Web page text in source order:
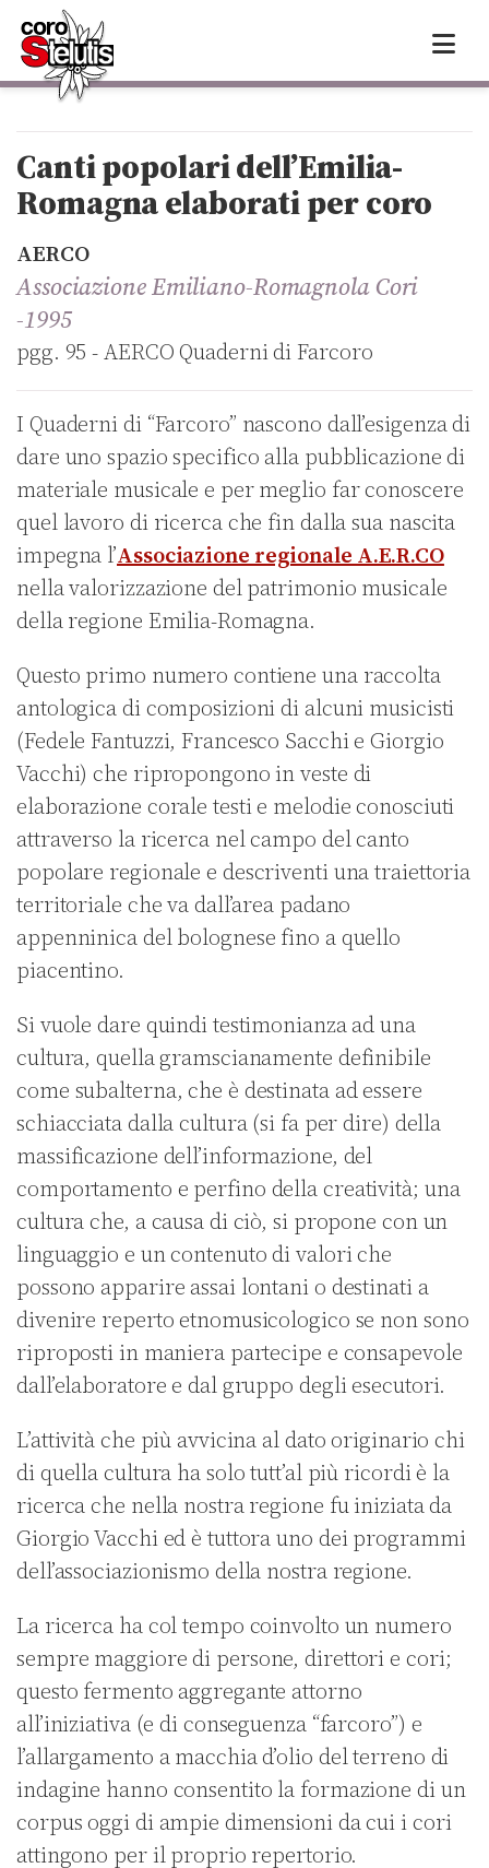
content
Canti popolari dell’Emilia-
Romagna elaborati per coro
AERCO
Associazione Emiliano-Romagnola Cori
-1995
pgg. 95 - AERCO Quaderni di Farcoro
I Quaderni di “Farcoro” nascono dall’esigenza di
dare uno spazio specifico alla pubblicazione di
materiale musicale e per meglio far conoscere
quel lavoro di ricerca che fin dalla sua nascita
impegna l’Associazione regionale A.E.R.CO
nella valorizzazione del patrimonio musicale
della regione Emilia-Romagna.
Questo primo numero contiene una raccolta
antologica di composizioni di alcuni musicisti
(Fedele Fantuzzi, Francesco Sacchi e Giorgio
Vacchi) che ripropongono in veste di
elaborazione corale testi e melodie conosciuti
attraverso la ricerca nel campo del canto
popolare regionale e descriventi una traiettoria
territoriale che va dall’area padano
appenninica del bolognese fino a quello
piacentino.
Si vuole dare quindi testimonianza ad una
cultura, quella gramscianamente definibile
come subalterna, che è destinata ad essere
schiacciata dalla cultura (si fa per dire) della
massificazione dell’informazione, del
comportamento e perfino della creatività; una
cultura che, a causa di ciò, si propone con un
linguaggio e un contenuto di valori che
possono apparire assai lontani o destinati a
divenire reperto etnomusicologico se non sono
riproposti in maniera partecipe e consapevole
dall’elaboratore e dal gruppo degli esecutori.
L’attività che più avvicina al dato originario chi
di quella cultura ha solo tutt’al più ricordi è la
ricerca che nella nostra regione fu iniziata da
Giorgio Vacchi ed è tuttora uno dei programmi
dell’associazionismo della nostra regione.
La ricerca ha col tempo coinvolto un numero
sempre maggiore di persone, direttori e cori;
questo fermento aggregante attorno
all’iniziativa (e di conseguenza “farcoro”) e
l’allargamento a macchia d’olio del terreno di
indagine hanno consentito la formazione di un
corpus oggi di ampie dimensioni da cui i cori
attingono per il proprio repertorio.